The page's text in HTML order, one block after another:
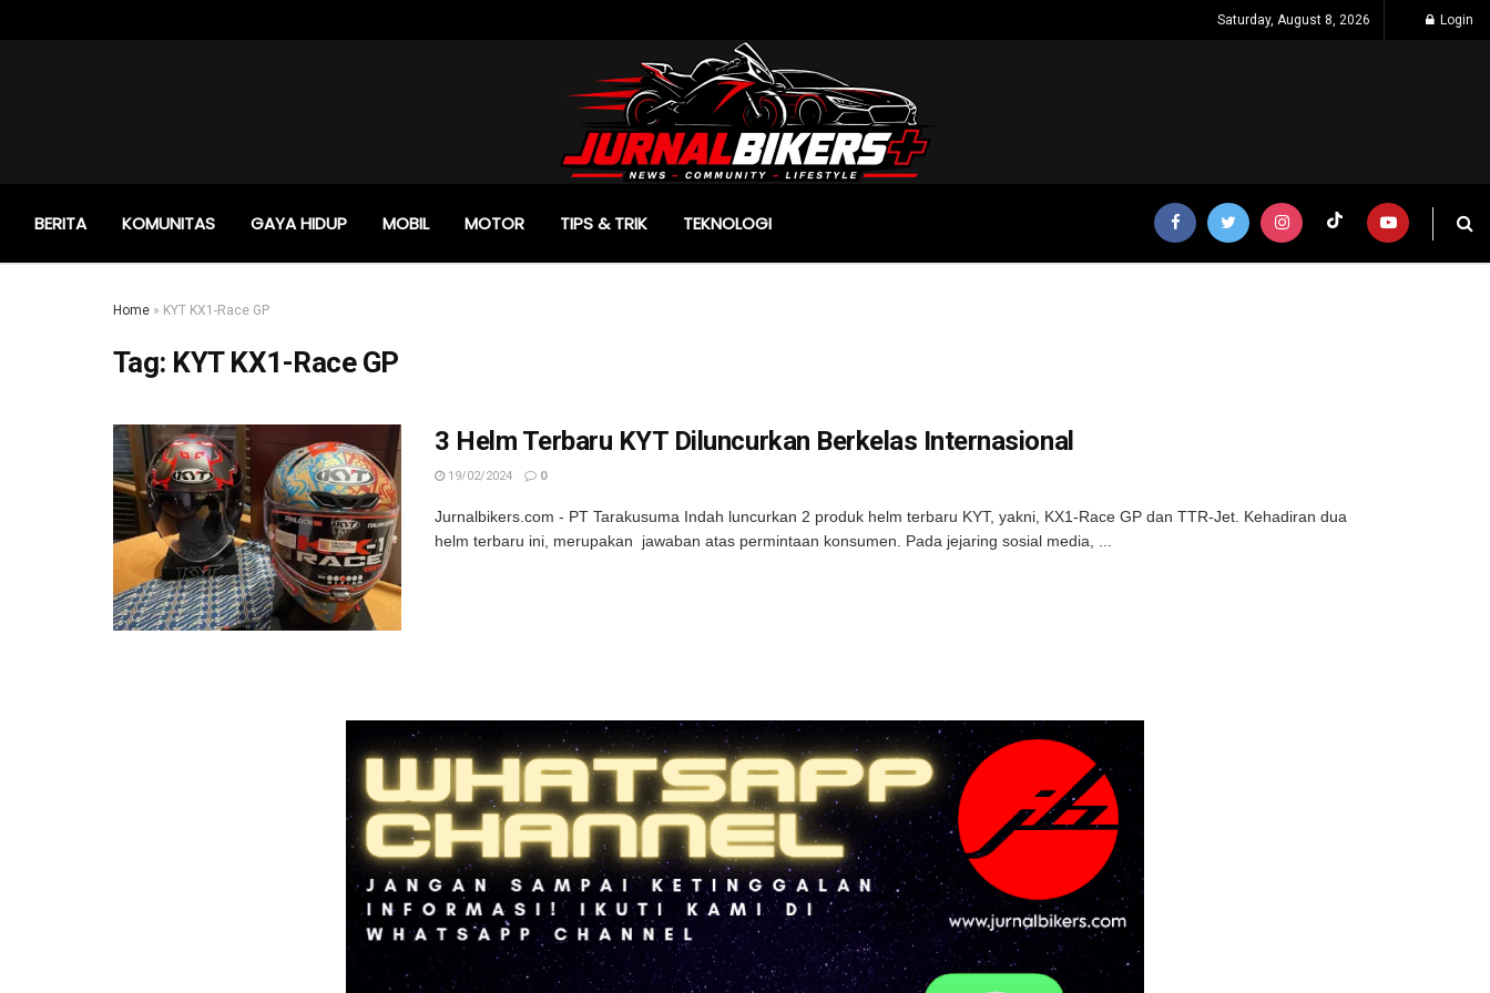
Saturday, August 8, 2026 Login
BERITA KOMUNITAS GAYA HIDUP MOBIL MOTOR TIPS & TRIK TEKNOLOGI
Home » KYT KX1-Race GP
Tag: KYT KX1-Race GP
3 Helm Terbaru KYT Diluncurkan Berkelas Internasional
19/02/2024 0
Jurnalbikers.com - PT Tarakusuma Indah luncurkan 2 produk helm terbaru KYT, yakni, KX1-Race GP dan TTR-Jet. Kehadiran dua
helm terbaru ini, merupakan jawaban atas permintaan konsumen. Pada jejaring sosial media, ...